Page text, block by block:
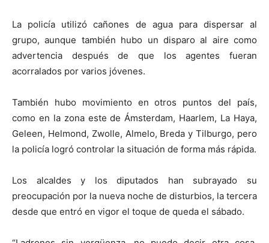
La policía utilizó cañones de agua para dispersar al
grupo, aunque también hubo un disparo al aire como
advertencia después de que los agentes fueran
acorralados por varios jóvenes.
También hubo movimiento en otros puntos del país,
como en la zona este de Ámsterdam, Haarlem, La Haya,
Geleen, Helmond, Zwolle, Almelo, Breda y Tilburgo, pero
la policía logró controlar la situación de forma más rápida.
Los alcaldes y los diputados han subrayado su
preocupación por la nueva noche de disturbios, la tercera
desde que entró en vigor el toque de queda el sábado.